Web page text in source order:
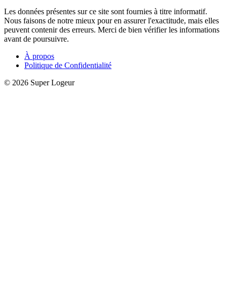
Les données présentes sur ce site sont fournies à titre informatif.
Nous faisons de notre mieux pour en assurer l'exactitude, mais elles
peuvent contenir des erreurs. Merci de bien vérifier les informations
avant de poursuivre.
À propos
Politique de Confidentialité
© 2026 Super Logeur